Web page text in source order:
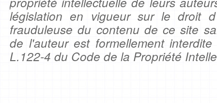
législation en vigueur sur le droit
frauduleuse du contenu de ce site
de l'auteur est formellement
L.122-4 du Code de la Propriété